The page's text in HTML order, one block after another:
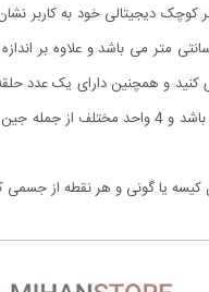
صورت عددی در صفحه نمایشگر کوچک دیجیتالی
و همچنین دارای یک عدد حلقه
کیسه یا گونی و هر نقطه از جسمی